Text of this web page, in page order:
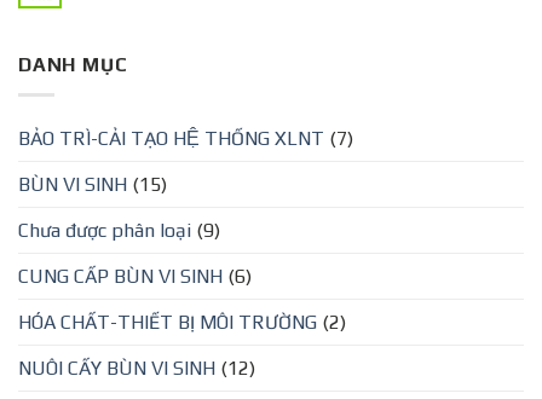
DANH MỤC
BẢO TRÌ-CẢI TẠO HỆ THỐNG XLNT (7)
BÙN VI SINH (15)
Chưa được phân loại (9)
CUNG CẤP BÙN VI SINH (6)
HÓA CHẤT-THIẾT BỊ MÔI TRƯỜNG (2)
NUÔI CẤY BÙN VI SINH (12)